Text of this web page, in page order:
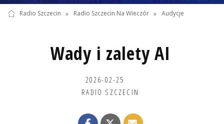
Radio Szczecin » Radio Szczecin Na Wieczór » Audycje
Wady i zalety AI
2026-02-25
RADIO SZCZECIN